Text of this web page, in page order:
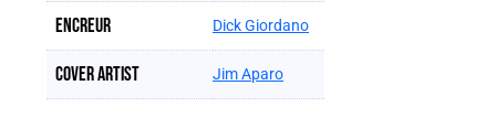
Encreur Dick Giordano
Cover artist Jim Aparo